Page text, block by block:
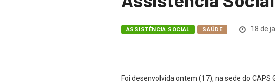
ASSISTÊNCIA SOCIAL SAÚDE 18 de
Foi desenvolvida ontem (17), na sede do CAPS